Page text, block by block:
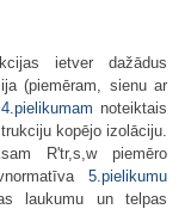
ietver dažādus
(piemēram, sienu ar
4.pielikumam noteiktais
kopējo izolāciju.
R'tr,s,w piemēro
5.pielikumu
laukumu un telpas